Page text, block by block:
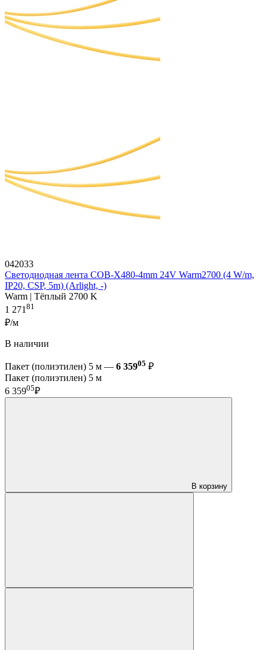
042033
Светодиодная лента COB-X480-4mm 24V Warm2700 (4 W/m,
IP20, CSP, 5m) (Arlight, -)
Warm | Тёплый 2700 K
1 27181
₽/м
В наличии
Пакет (полиэтилен) 5 м — 6 35905 ₽
Пакет (полиэтилен) 5 м
6 35905₽
В корзину